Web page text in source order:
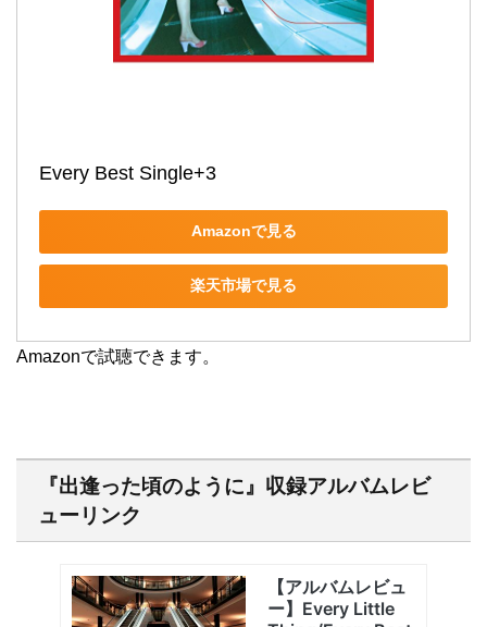
Every Best Single+3
Amazonで見る
楽天市場で見る
Amazonで試聴できます。
『出逢った頃のように』収録アルバムレビ
ューリンク